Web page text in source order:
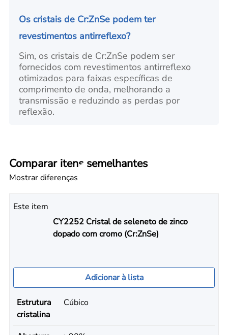
Os cristais de Cr:ZnSe podem ter
revestimentos antirreflexo?
Sim, os cristais de Cr:ZnSe podem ser
fornecidos com revestimentos antirreflexo
otimizados para faixas específicas de
comprimento de onda, melhorando a
transmissão e reduzindo as perdas por
reflexão.
Comparar itens semelhantes
Mostrar diferenças
Este item
CY2252 Cristal de seleneto de zinco
dopado com cromo (Cr:ZnSe)
Adicionar à lista
Estrutura
cristalina
Cúbico